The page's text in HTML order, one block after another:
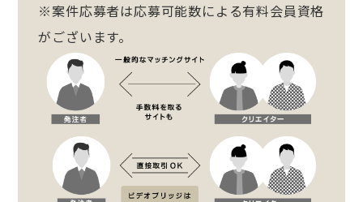
※案件応募者は応募可能数による有料会員資格
がございます。